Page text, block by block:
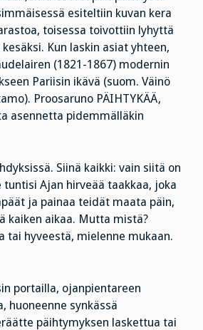
esiteltiin kuvan kera
toisessa toivottiin lyhyttä
Kun laskin asiat yhteen,
(1821-1867) modernin
Pariisin ikävä (suom. Väinö
Proosaruno PÄIHTYKÄÄ,
asennetta pidemmälläkin
Siinä kaikki: vain siitä on
tuntisi Ajan hirveää taakkaa, joka
ja painaa teidät maata päin,
kaiken aikaa. Mutta mistä?
tai hyveestä, mielenne mukaan.
portailla, ojanpientareen
huoneenne synkässä
päihtymyksen laskettua tai